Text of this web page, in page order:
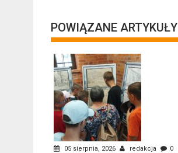
POWIĄZANE ARTYKUŁY
05 sierpnia, 2026 redakcja 0